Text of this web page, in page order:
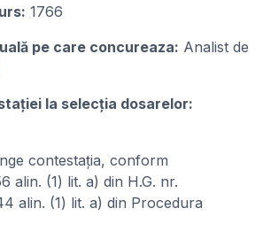
1766
pe care concureaza: Analist de
la selecția dosarelor:
contestația, conform
alin. (1) lit. a) din H.G. nr.
alin. (1) lit. a) din Procedura